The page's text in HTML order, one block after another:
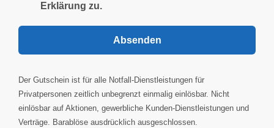
Erklärung zu.
Der Gutschein ist für alle Notfall-Dienstleistungen für
Privatpersonen zeitlich unbegrenzt einmalig einlösbar. Nicht
einlösbar auf Aktionen, gewerbliche Kunden-Dienstleistungen und
Verträge. Barablöse ausdrücklich ausgeschlossen.